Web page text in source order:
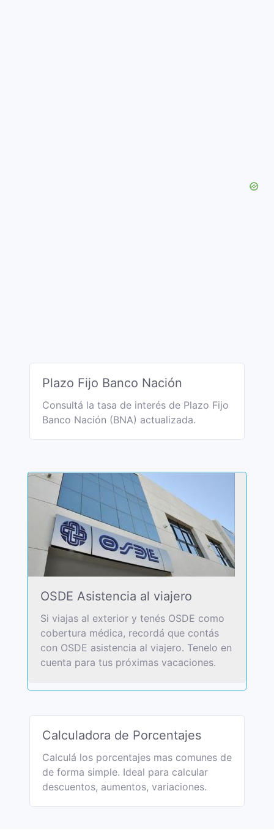
Plazo Fijo Banco Nación
Consultá la tasa de interés de Plazo Fijo
Banco Nación (BNA) actualizada.
OSDE Asistencia al viajero
Si viajas al exterior y tenés OSDE como
cobertura médica, recordá que contás
con OSDE asistencia al viajero. Tenelo en
cuenta para tus próximas vacaciones.
Calculadora de Porcentajes
Calculá los porcentajes mas comunes de
de forma simple. Ideal para calcular
descuentos, aumentos, variaciones.